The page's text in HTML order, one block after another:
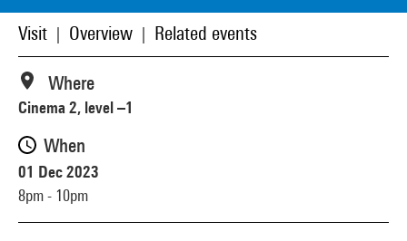
Visit Overview Related events
Where
Cinema 2, level –1
When
01 Dec 2023
8pm - 10pm